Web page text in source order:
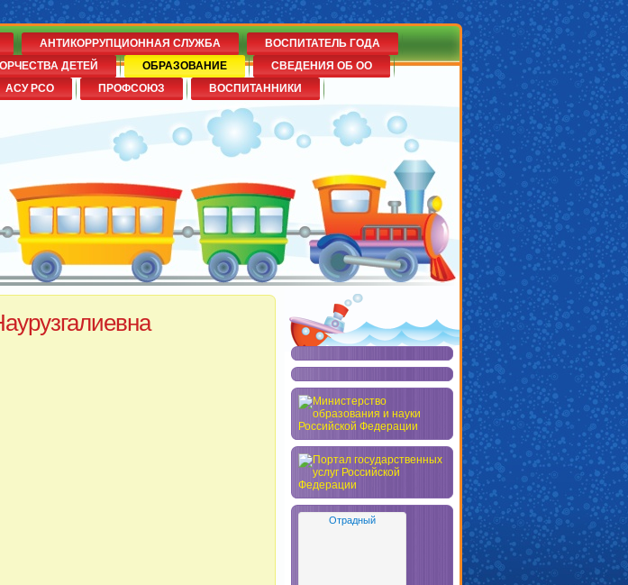
АНТИКОРРУПЦИОННАЯ СЛУЖБА
ВОСПИТАТЕЛЬ ГОДА
ДЕТЕЙ ОБРАЗОВАНИЕ
СВЕДЕНИЯ ОБ ОО
АСУ РСО ПРОФСОЮЗ
ВОСПИТАННИКИ
Отрадный